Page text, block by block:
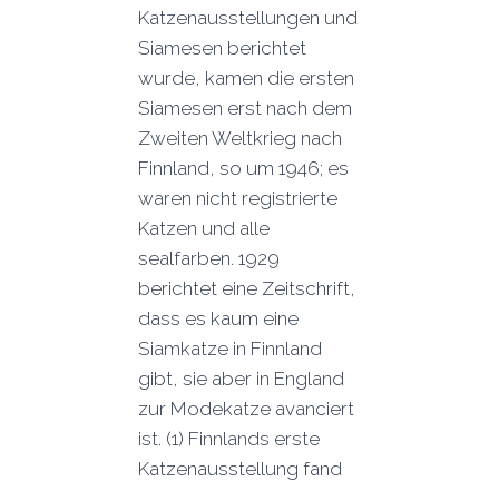
Katzenausstellungen und
Siamesen berichtet
wurde, kamen die ersten
Siamesen erst nach dem
Zweiten Weltkrieg nach
Finnland, so um 1946; es
waren nicht registrierte
Katzen und alle
sealfarben. 1929
berichtet eine Zeitschrift,
dass es kaum eine
Siamkatze in Finnland
gibt, sie aber in England
zur Modekatze avanciert
ist. (1) Finnlands erste
Katzenausstellung fand